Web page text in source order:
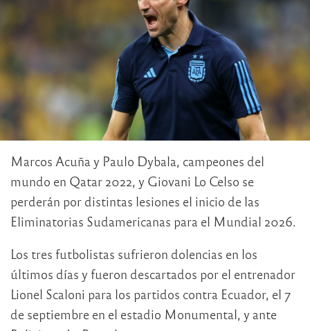
Marcos Acuña y Paulo Dybala, campeones del
mundo en Qatar 2022, y Giovani Lo Celso se
perderán por distintas lesiones el inicio de las
Eliminatorias Sudamericanas para el Mundial 2026.
Los tres futbolistas sufrieron dolencias en los
últimos días y fueron descartados por el entrenador
Lionel Scaloni para los partidos contra Ecuador, el 7
de septiembre en el estadio Monumental, y ante